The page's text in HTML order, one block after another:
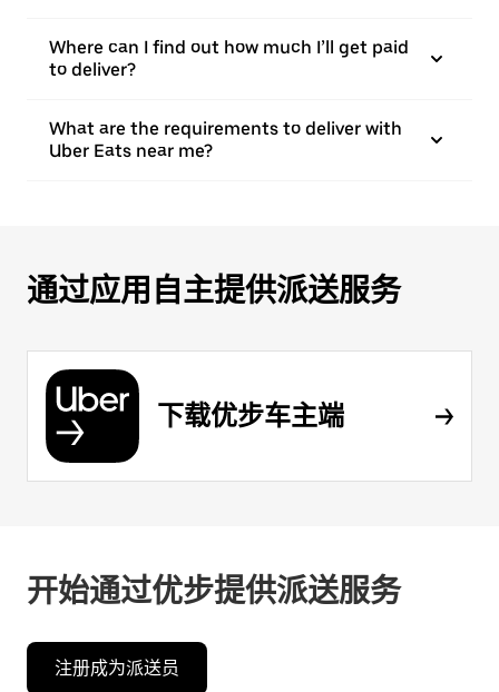
Where can I find out how much I’ll get paid
to deliver?
What are the requirements to deliver with
Uber Eats near me?
通过应用自主提供派送服务
下载优步车主端
开始通过优步提供派送服务
注册成为派送员